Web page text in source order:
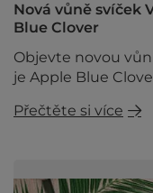
Nová vůně svíček
Blue Clover
Objevte novou
je Apple Blue
Přečtěte si více